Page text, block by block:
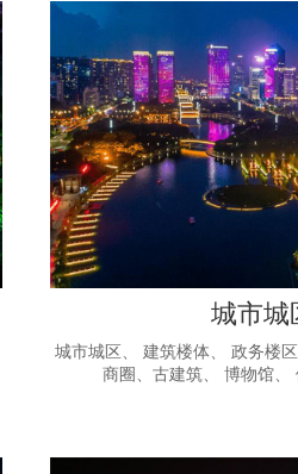
城市城
城市城区、 建筑楼体、 政务楼
商圈、古建筑、 博物馆